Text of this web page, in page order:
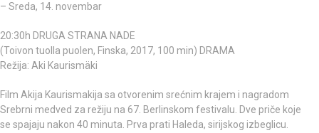
– Sreda, 14. novembar
20:30h DRUGA STRANA NADE
(Toivon tuolla puolen, Finska, 2017, 100 min) DRAMA
Režija: Aki Kaurismäki
Film Akija Kaurismakija sa otvorenim srećnim krajem i nagradom
Srebrni medved za režiju na 67. Berlinskom festivalu. Dve priče koje
se spajaju nakon 40 minuta. Prva prati Haleda, sirijskog izbeglicu.